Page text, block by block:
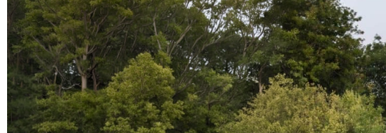
Ofertes
Totes